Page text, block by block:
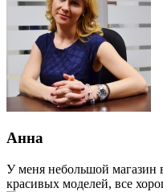
Анна
У меня небольшой магазин
красивых моделей, все